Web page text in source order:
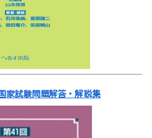
家試験問題解答・解説集